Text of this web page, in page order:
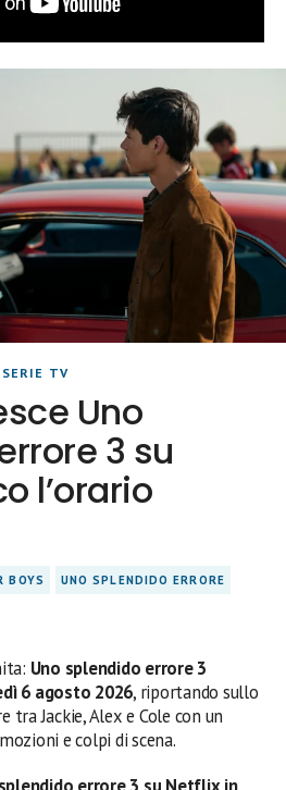
SERIE TV
Uno
3 su
l’orario
BOYS UNO SPLENDIDO ERRORE
Uno splendido errore 3
6 agosto 2026, riportando sullo
tra Jackie, Alex e Cole con un
e colpi di scena.